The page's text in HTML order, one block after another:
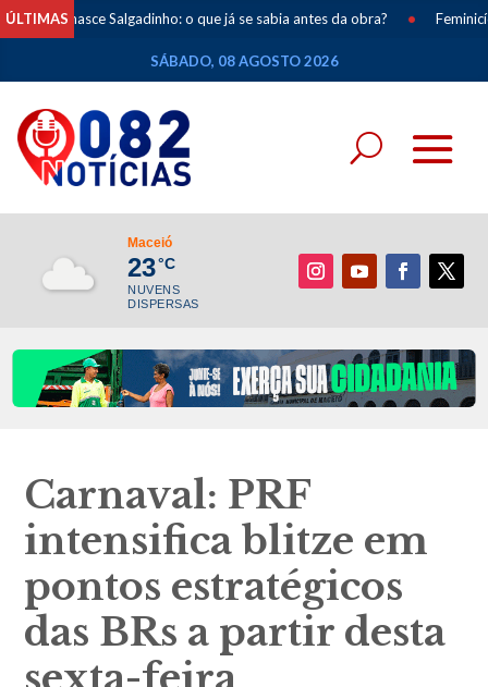
ÚLTIMAS
Salgadinho: o que já se sabia antes da obra? • Feminicídios caem
SÁBADO, 08 AGOSTO 2026
Maceió
23°C
NUVENS
DISPERSAS
Carnaval: PRF
intensifica blitze em
pontos estratégicos
das BRs a partir desta
sexta-feira